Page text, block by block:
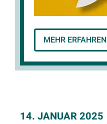
MEHR ERFAHREN
14. JANUAR 2025